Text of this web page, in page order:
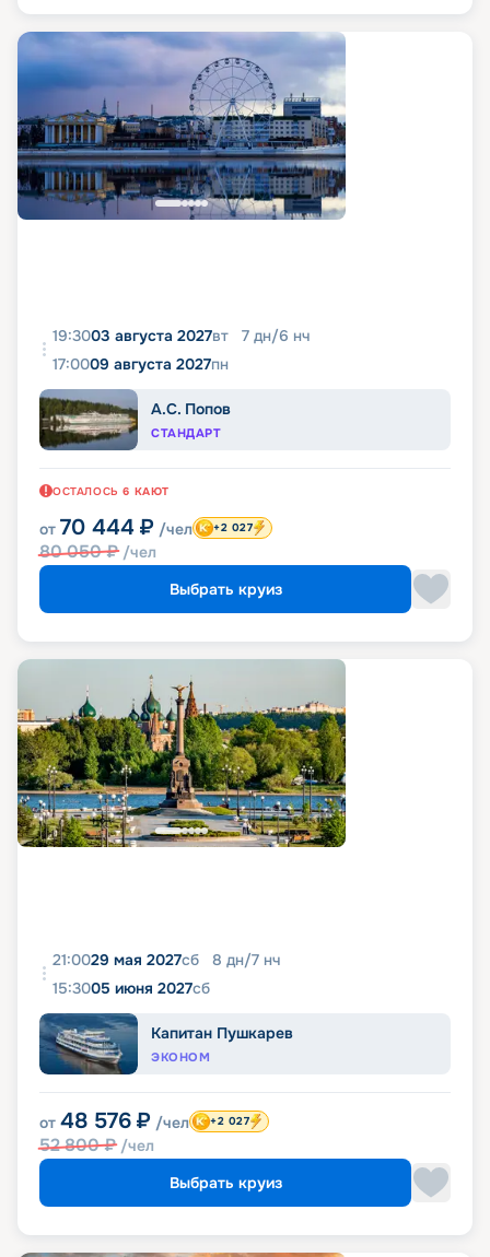
19:3003 августа 2027вт 7 дн/6 нч
17:0009 августа 2027пн
А.С. Попов
СТАНДАРТ
ОСТАЛОСЬ 6 КАЮТ
от 70 444 ₽ /чел
80 050₽ /чел
+2 027
Выбрать круиз
21:0029 мая 2027сб 8 дн/7 нч
15:3005 июня 2027сб
Капитан Пушкарев
ЭКОНОМ
от 48 576 ₽ /чел
52 800₽ /чел
+2 027
Выбрать круиз